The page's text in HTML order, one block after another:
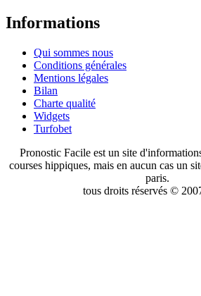
Informations
Qui sommes nous
Conditions générales
Mentions légales
Bilan
Charte qualité
Widgets
Turfobet
Pronostic Facile est un site
courses hippiques, mais en aucun cas un
paris.
tous droits réservés ©